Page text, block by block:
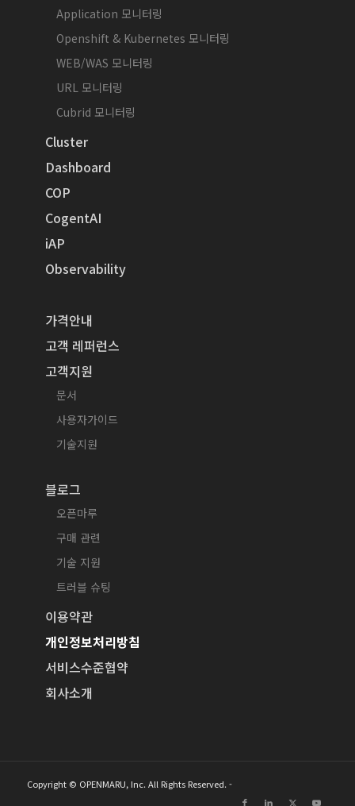
Application 모니터링
Openshift & Kubernetes 모니터링
WEB/WAS 모니터링
URL 모니터링
Cubrid 모니터링
Cluster
Dashboard
COP
CogentAI
iAP
Observability
가격안내
고객 레퍼런스
고객지원
문서
사용자가이드
기술지원
블로그
오픈마루
구매 관련
기술 지원
트러블 슈팅
이용약관
개인정보처리방침
서비스수준협약
회사소개
Copyright © OPENMARU, Inc. All Rights Reserved. -